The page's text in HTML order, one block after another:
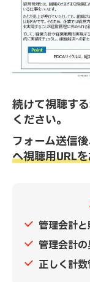
続けて視聴す
ください。
フォーム送信後
へ視聴用URL
管理会計
管理会計
正しく計